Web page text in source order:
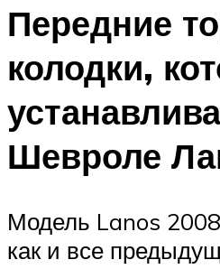
Передние
колодки,
Шевроле
Модель Lanos
как и все